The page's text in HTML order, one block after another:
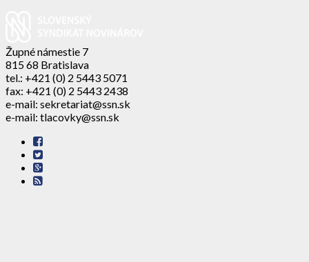
Župné námestie 7
815 68 Bratislava
tel.: +421 (0) 2 5443 5071
fax: +421 (0) 2 5443 2438
e-mail: sekretariat@ssn.sk
e-mail: tlacovky@ssn.sk